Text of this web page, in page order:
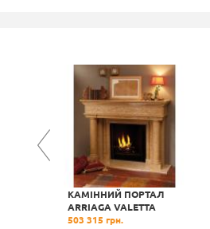
КАМІННИЙ ПОРТАЛ
ARRIAGA VALETTA
503 315 грн.